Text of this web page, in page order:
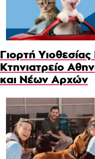
Γιορτή
Κτηνιατρείο
και Νέων Αρχών